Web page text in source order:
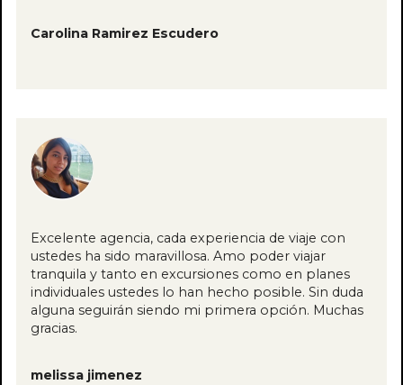
Carolina Ramirez Escudero
Excelente agencia, cada experiencia de viaje con
ustedes ha sido maravillosa. Amo poder viajar
tranquila y tanto en excursiones como en planes
individuales ustedes lo han hecho posible. Sin duda
alguna seguirán siendo mi primera opción. Muchas
gracias.
melissa jimenez